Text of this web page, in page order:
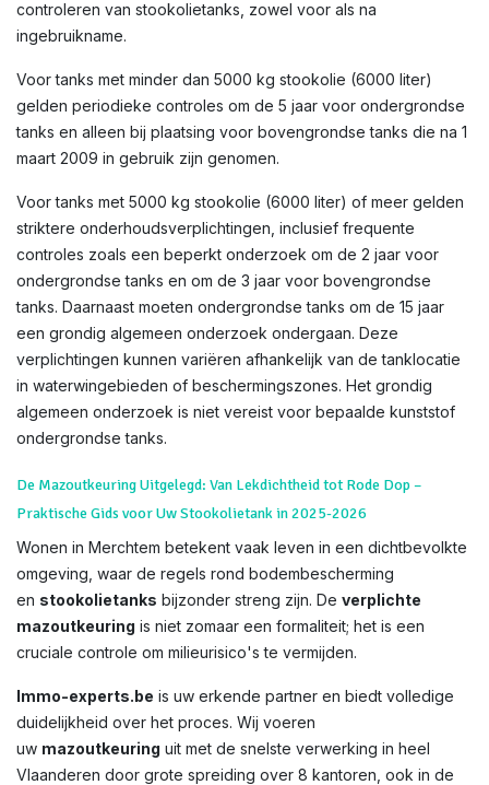
controleren van stookolietanks, zowel voor als na
ingebruikname.
Voor tanks met minder dan 5000 kg stookolie (6000 liter)
gelden periodieke controles om de 5 jaar voor ondergrondse
tanks en alleen bij plaatsing voor bovengrondse tanks die na 1
maart 2009 in gebruik zijn genomen.
Voor tanks met 5000 kg stookolie (6000 liter) of meer gelden
striktere onderhoudsverplichtingen, inclusief frequente
controles zoals een beperkt onderzoek om de 2 jaar voor
ondergrondse tanks en om de 3 jaar voor bovengrondse
tanks. Daarnaast moeten ondergrondse tanks om de 15 jaar
een grondig algemeen onderzoek ondergaan. Deze
verplichtingen kunnen variëren afhankelijk van de tanklocatie
in waterwingebieden of beschermingszones. Het grondig
algemeen onderzoek is niet vereist voor bepaalde kunststof
ondergrondse tanks.
De Mazoutkeuring Uitgelegd: Van Lekdichtheid tot Rode Dop –
Praktische Gids voor Uw Stookolietank in 2025-2026
Wonen in Merchtem betekent vaak leven in een dichtbevolkte
omgeving, waar de regels rond bodembescherming
en stookolietanks bijzonder streng zijn. De verplichte
mazoutkeuring is niet zomaar een formaliteit; het is een
cruciale controle om milieurisico's te vermijden.
Immo-experts.be is uw erkende partner en biedt volledige
duidelijkheid over het proces. Wij voeren
uw mazoutkeuring uit met de snelste verwerking in heel
Vlaanderen door grote spreiding over 8 kantoren, ook in de